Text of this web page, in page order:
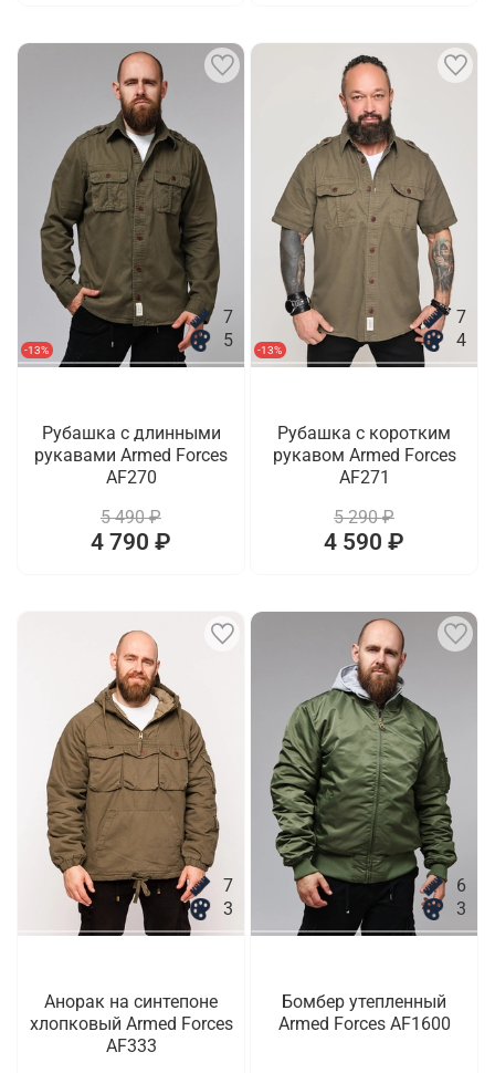
-13%
7
5
Рубашка с длинными
рукавами Armed Forces
AF270
5 490 ₽
4 790 ₽
-13%
7
4
Рубашка с коротким
рукавом Armed Forces
AF271
5 290 ₽
4 590 ₽
7
3
Анорак на синтепоне
хлопковый Armed Forces
AF333
6
3
Бомбер утепленный
Armed Forces AF1600